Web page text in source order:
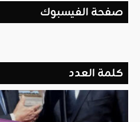
صفحة الفيسبوك
كلمة العدد